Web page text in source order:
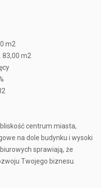
m2
83,00 m2
centrum miasta,
na dole budynku i wysoki
sprawiają, że
Twojego biznesu.